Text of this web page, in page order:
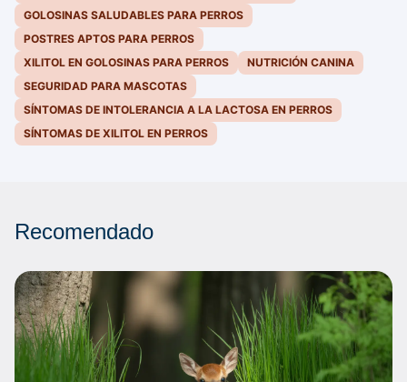
GOLOSINAS SALUDABLES PARA PERROS
POSTRES APTOS PARA PERROS
XILITOL EN GOLOSINAS PARA PERROS
NUTRICIÓN CANINA
SEGURIDAD PARA MASCOTAS
SÍNTOMAS DE INTOLERANCIA A LA LACTOSA EN PERROS
SÍNTOMAS DE XILITOL EN PERROS
Recomendado